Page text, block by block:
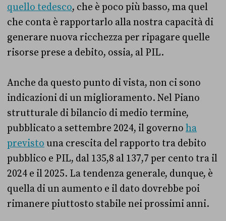
quello tedesco, che è poco più basso, ma quel
che conta è rapportarlo alla nostra capacità di
generare nuova ricchezza per ripagare quelle
risorse prese a debito, ossia, al PIL.
Anche da questo punto di vista, non ci sono
indicazioni di un miglioramento. Nel Piano
strutturale di bilancio di medio termine,
pubblicato a settembre 2024, il governo ha
previsto una crescita del rapporto tra debito
pubblico e PIL, dal 135,8 al 137,7 per cento tra il
2024 e il 2025. La tendenza generale, dunque, è
quella di un aumento e il dato dovrebbe poi
rimanere piuttosto stabile nei prossimi anni.